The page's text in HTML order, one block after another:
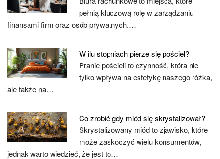
pełnią kluczową rolę w zarządzaniu
finansami firm oraz osób prywatnych.…
W ilu stopniach pierze się pościel?
Pranie pościeli to czynność, która nie
tylko wpływa na estetykę naszego łóżka,
ale także na…
Co zrobić gdy miód się skrystalizował?
Skrystalizowany miód to zjawisko, które
może zaskoczyć wielu konsumentów,
jednak warto wiedzieć, że jest to…